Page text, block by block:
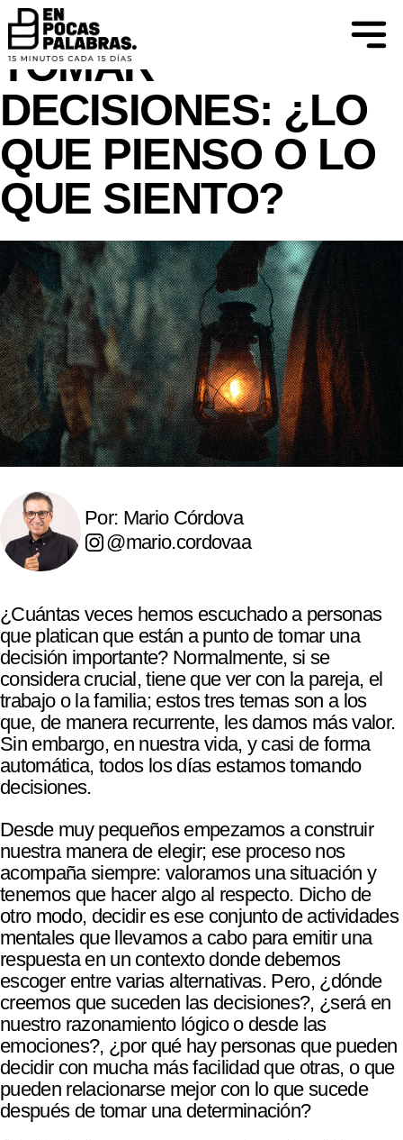
DIFIERO... AL CONOCIMIENTO SE LLEGA
MEDIANTE EL CUESTIONAMIENTO.
TOMAR
DECISIONES: ¿LO
QUE PIENSO O LO
QUE SIENTO?
Por: Mario Córdova
@mario.cordovaa
¿Cuántas veces hemos escuchado a personas
que platican que están a punto de tomar una
decisión importante? Normalmente, si se
considera crucial, tiene que ver con la pareja, el
trabajo o la familia; estos tres temas son a los
que, de manera recurrente, les damos más valor.
Sin embargo, en nuestra vida, y casi de forma
automática, todos los días estamos tomando
decisiones.
Desde muy pequeños empezamos a construir
nuestra manera de elegir; ese proceso nos
acompaña siempre: valoramos una situación y
tenemos que hacer algo al respecto. Dicho de
otro modo, decidir es ese conjunto de actividades
mentales que llevamos a cabo para emitir una
respuesta en un contexto donde debemos
escoger entre varias alternativas. Pero, ¿dónde
creemos que suceden las decisiones?, ¿será en
nuestro razonamiento lógico o desde las
emociones?, ¿por qué hay personas que pueden
decidir con mucha más facilidad que otras, o que
pueden relacionarse mejor con lo que sucede
después de tomar una determinación?